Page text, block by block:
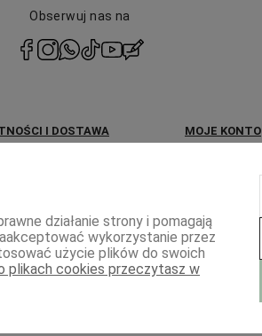
Obserwuj nas na
I DOSTAWA
i reklamacje
MOJE KONTO
działanie strony i pomagają
wykorzystanie przez
użycie plików do swoich
plikach cookies przeczytasz w